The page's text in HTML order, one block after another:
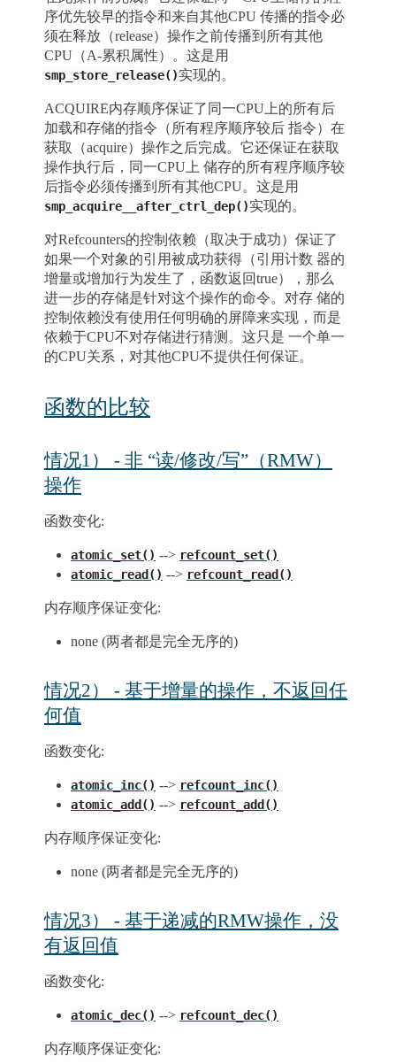
序优先较早的指令和来自其他CPU 传播的指令必
须在释放（release）操作之前传播到所有其他
CPU（A-累积属性）。这是用
smp_store_release()实现的。
ACQUIRE内存顺序保证了同一CPU上的所有后
加载和存储的指令（所有程序顺序较后 指令）在
获取（acquire）操作之后完成。它还保证在获取
操作执行后，同一CPU上 储存的所有程序顺序较
后指令必须传播到所有其他CPU。这是用
smp_acquire__after_ctrl_dep()实现的。
对Refcounters的控制依赖（取决于成功）保证了
如果一个对象的引用被成功获得（引用计数 器的
增量或增加行为发生了，函数返回true），那么
进一步的存储是针对这个操作的命令。对存 储的
控制依赖没有使用任何明确的屏障来实现，而是
依赖于CPU不对存储进行猜测。这只是 一个单一
的CPU关系，对其他CPU不提供任何保证。
函数的比较
情况1） - 非 “读/修改/写”（RMW）
操作
函数变化:
atomic_set() --> refcount_set()
atomic_read() --> refcount_read()
内存顺序保证变化:
none (两者都是完全无序的)
情况2） - 基于增量的操作，不返回任
何值
函数变化:
atomic_inc() --> refcount_inc()
atomic_add() --> refcount_add()
内存顺序保证变化:
none (两者都是完全无序的)
情况3） - 基于递减的RMW操作，没
有返回值
函数变化:
atomic_dec() --> refcount_dec()
内存顺序保证变化: